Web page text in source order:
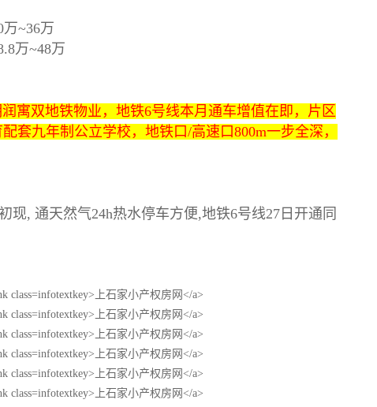
~36万
万~48万
润寓双地铁物业，地铁6号线本月通车增值在即，片区
套九年制公立学校，地铁口/高速口800m一步全深，
, 通天然气24h热水停车方便,地铁6号线27日开通同